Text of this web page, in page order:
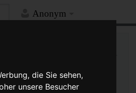
die Sie sehen,
unsere Besucher
Anonym
Änderungen an verlinkten
Seiten